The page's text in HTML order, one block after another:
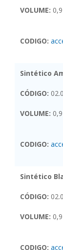
VOLUME:
CODIGO:
Sintético
CÓDIGO:
VOLUME:
CODIGO:
Sintético
CÓDIGO:
VOLUME:
CODIGO: